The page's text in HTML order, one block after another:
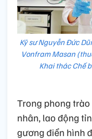
Kỹ sư Nguyễn Đức
Vonfram Masan
Khai thác Chế
Trong phong
nhân, lao động
gương điển hình